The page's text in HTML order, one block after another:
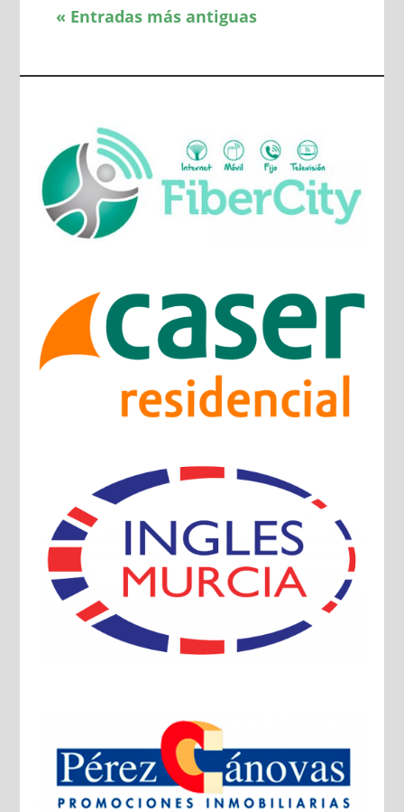
« Entradas más antiguas